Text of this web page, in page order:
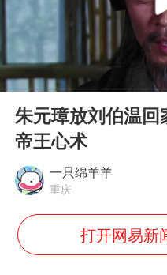
老
白
黄
Play
朱元璋放刘伯温回
帝王心术
一只绵羊羊
重庆
打开网易新